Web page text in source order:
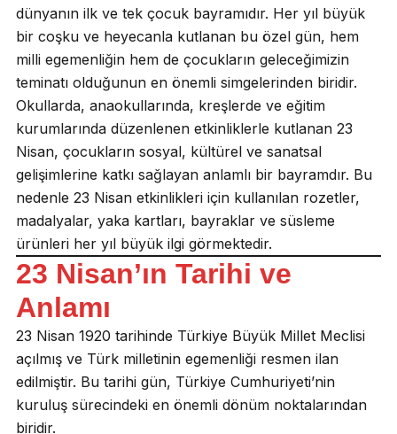
dünyanın ilk ve tek çocuk bayramıdır. Her yıl büyük
bir coşku ve heyecanla kutlanan bu özel gün, hem
milli egemenliğin hem de çocukların geleceğimizin
teminatı olduğunun en önemli simgelerinden biridir.
Okullarda, anaokullarında, kreşlerde ve eğitim
kurumlarında düzenlenen etkinliklerle kutlanan 23
Nisan, çocukların sosyal, kültürel ve sanatsal
gelişimlerine katkı sağlayan anlamlı bir bayramdır. Bu
nedenle 23 Nisan etkinlikleri için kullanılan rozetler,
madalyalar, yaka kartları, bayraklar ve süsleme
ürünleri her yıl büyük ilgi görmektedir.
23 Nisan’ın Tarihi ve
Anlamı
23 Nisan 1920 tarihinde Türkiye Büyük Millet Meclisi
açılmış ve Türk milletinin egemenliği resmen ilan
edilmiştir. Bu tarihi gün, Türkiye Cumhuriyeti’nin
kuruluş sürecindeki en önemli dönüm noktalarından
biridir.